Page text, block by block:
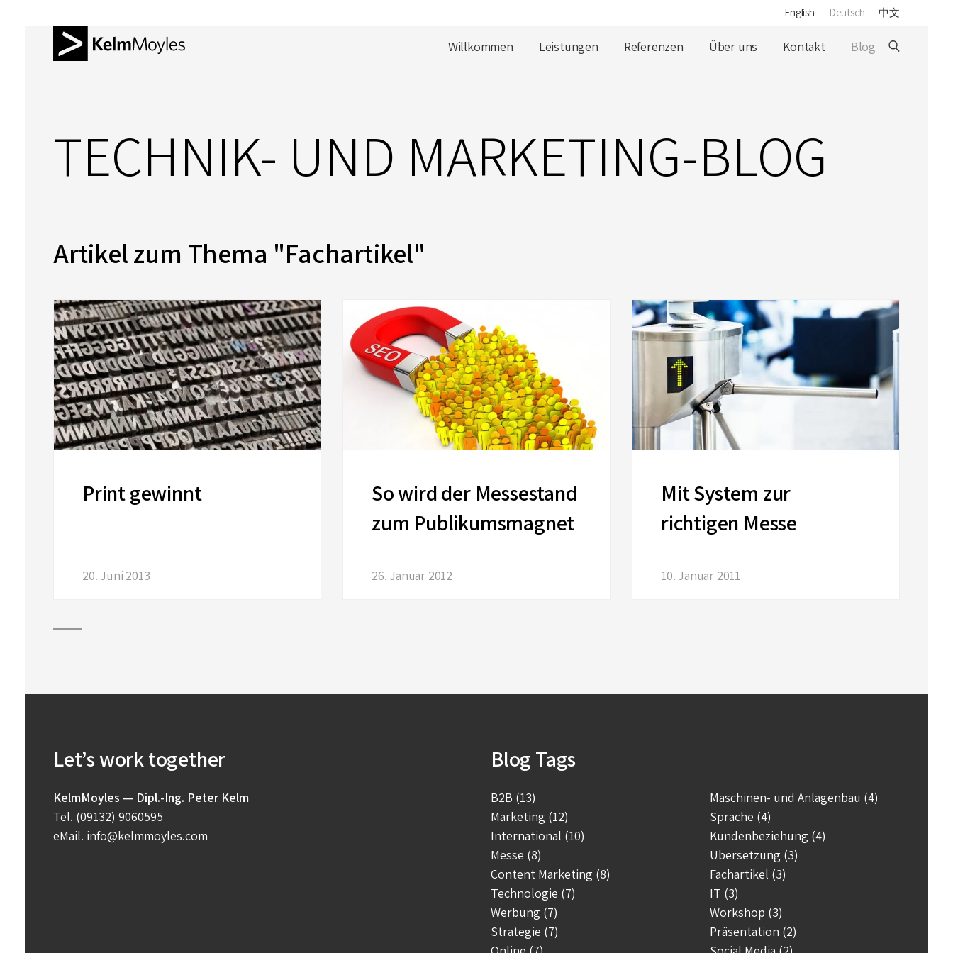
English Deutsch 中文
Willkommen Leistungen Referenzen Über uns Kontakt Blog
TECHNIK- UND MARKETING-BLOG
Artikel zum Thema "Fachartikel"
Print gewinnt
20. Juni 2013
So wird der Messestand
zum Publikumsmagnet
26. Januar 2012
Mit System zur
richtigen Messe
10. Januar 2011
Let’s work together
KelmMoyles — Dipl.-Ing. Peter Kelm
Tel. (09132) 9060595
eMail. info@kelmmoyles.com
Blog Tags
B2B (13)
Marketing (12)
International (10)
Messe (8)
Content Marketing (8)
Technologie (7)
Werbung (7)
Strategie (7)
Maschinen- und Anlagenbau (4)
Sprache (4)
Kundenbeziehung (4)
Übersetzung (3)
Fachartikel (3)
IT (3)
Workshop (3)
Präsentation (2)